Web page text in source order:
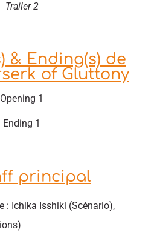
Trailer 2
& Ending(s) de
of Gluttony
Opening 1
Ending 1
principal
: Ichika Isshiki (Scénario),